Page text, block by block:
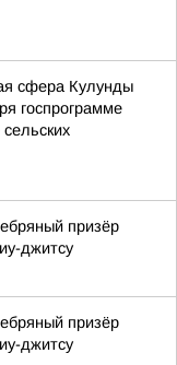
сфера Кулунды
госпрограмме
призёр
джитсу
призёр
джитсу